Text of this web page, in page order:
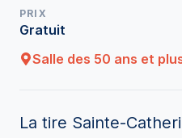
PRIX
Gratuit
Salle des 50 ans et
La tire Sainte-